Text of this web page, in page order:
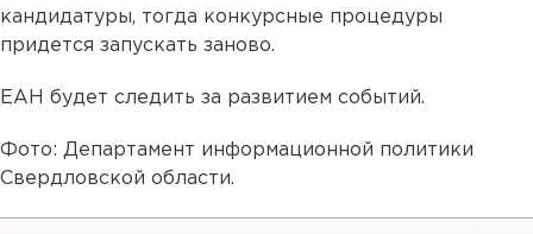
кандидатуры, тогда конкурсные процедуры
придется запускать заново.
ЕАН будет следить за развитием событий.
Фото: Департамент информационной политики
Свердловской области.